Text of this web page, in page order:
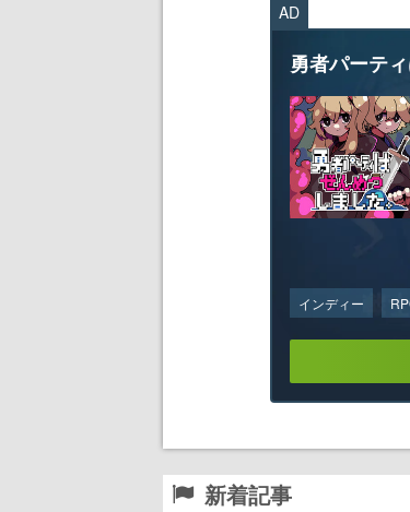
AD
勇者パーテ
インディー
新着記事